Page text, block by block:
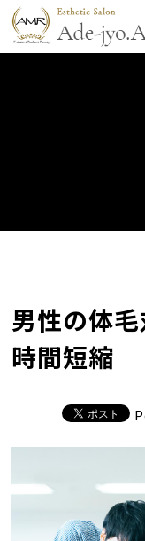
男性の体
時間短縮